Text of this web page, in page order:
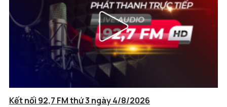
Kết nối 92,7 FM thứ 3 ngày 4/8/2026